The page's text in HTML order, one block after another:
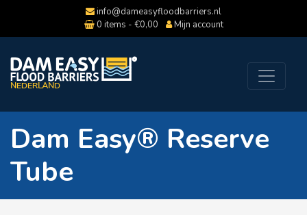
info@dameasyfloodbarriers.nl
0 items - €0,00 Mijn account
Dam Easy® Reserve
Tube